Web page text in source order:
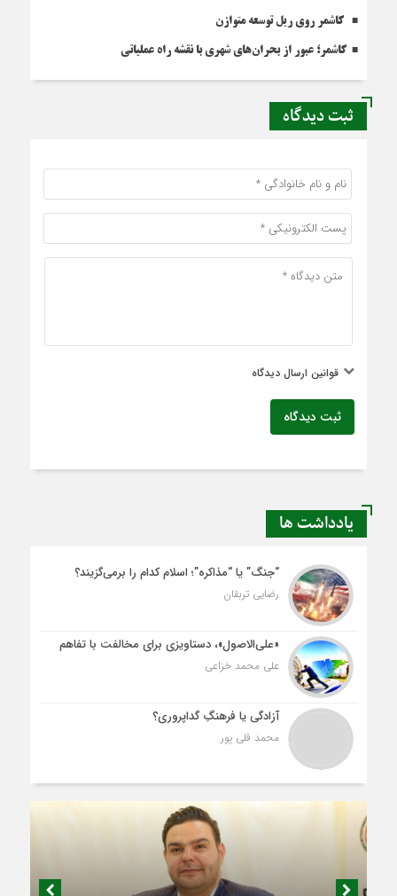
کاشمر روی ریل توسعه متوازن
کاشمر؛ عبور از بحران‌های شهری با نقشه راه عملیاتی
ثبت دیدگاه
قوانین ارسال دیدگاه
ثبت دیدگاه
یادداشت ها
“جنگ” یا “مذاکره”؛ اسلام کدام را برمی‌گزیند؟
رضایی تربقان
«علی‌الاصول»، دستاویزی برای مخالفت با تفاهم
علی محمد خزاعی
آزادگی یا فرهنگِ گداپروری؟
محمد قلی پور